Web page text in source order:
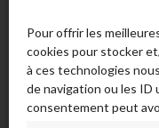
Pour offrir les
cookies pour stocker
à ces technologies
de navigation ou les ID
consentement peut